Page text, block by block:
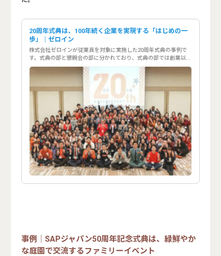
20周年式典は、100年続く企業を実現する「はじめの一
歩」｜ゼロイン
株式会社ゼロインが従業員を対象に実施した20周年式典の事例で
す。式典の部と懇親会の部に分かれており、式典の部では創業以来
の歴史を振り返ると同時に、未来に向けた新しい企業理念・ビジョ
ンが発表され、未来に向けて歩み出すきっかけとなる周年イベント
事例｜SAPジャパン50周年記念式典は、緑鮮やか
な庭園で交流するファミリーイベント